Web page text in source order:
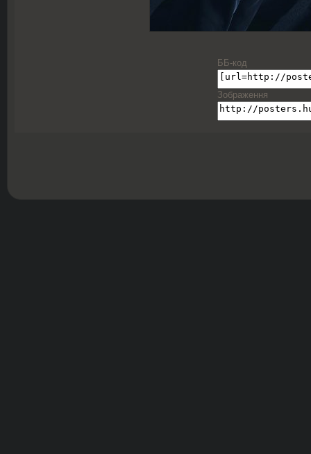
ББ-код
Зображення